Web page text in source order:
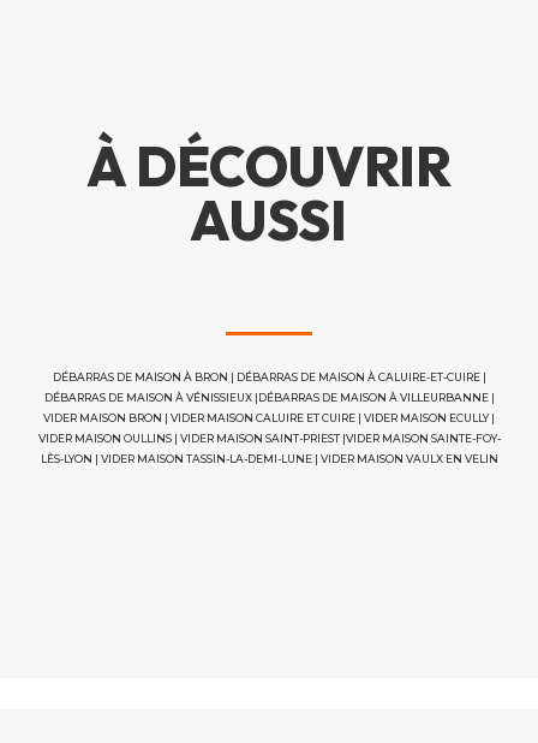
À DÉCOUVRIR
AUSSI
DÉBARRAS DE MAISON À BRON | DÉBARRAS DE MAISON À CALUIRE-ET-CUIRE|
DÉBARRAS DE MAISON À VÉNISSIEUX|DÉBARRAS DE MAISON À VILLEURBANNE|
VIDER MAISON BRON | VIDER MAISON CALUIRE ET CUIRE | VIDER MAISON ECULLY|
VIDER MAISON OULLINS| VIDER MAISON SAINT-PRIEST|VIDER MAISON SAINTE-FOY-
LÈS-LYON | VIDER MAISON TASSIN-LA-DEMI-LUNE| VIDER MAISON VAULX EN VELIN